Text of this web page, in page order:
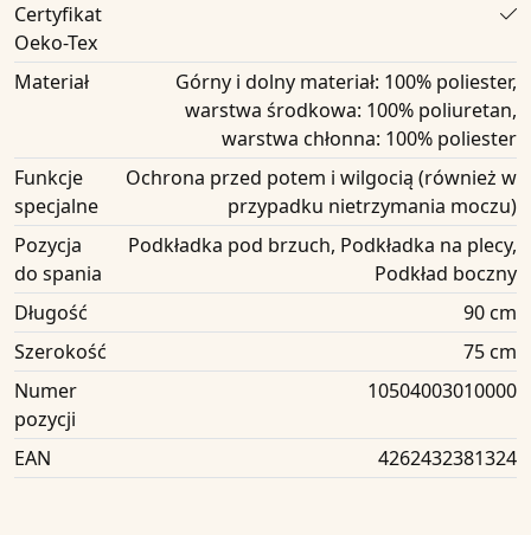
Certyfikat
Oeko-Tex
Materiał
Górny i dolny materiał: 100% poliester,
warstwa środkowa: 100% poliuretan,
warstwa chłonna: 100% poliester
Funkcje
specjalne
Ochrona przed potem i wilgocią (również w
przypadku nietrzymania moczu)
Pozycja
do spania
Podkładka pod brzuch, Podkładka na plecy,
Podkład boczny
Długość
90 cm
Szerokość
75 cm
Numer
pozycji
10504003010000
EAN 4262432381324